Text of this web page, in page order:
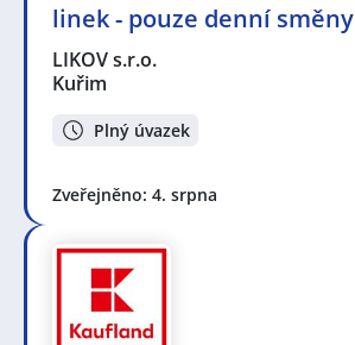
linek - pouze denní směny
LIKOV s.r.o.
Kuřim
Plný úvazek
Zveřejněno: 4. srpna